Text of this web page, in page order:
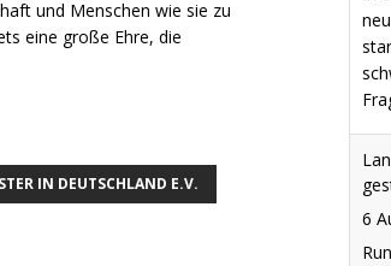
und Menschen wie sie zu
eine große Ehre, die
IN DEUTSCHLAND E.V.
29